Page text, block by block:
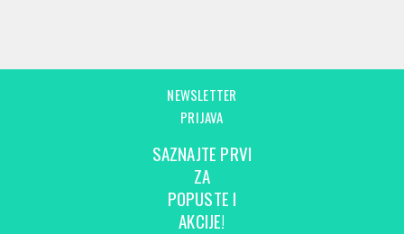
NEWSLETTER
PRIJAVA
SAZNAJTE PRVI
ZA
POPUSTE I
AKCIJE!